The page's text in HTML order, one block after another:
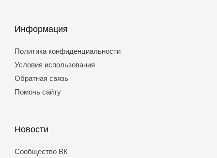
Информация
Политика конфиденциальности
Условия использования
Обратная связь
Помочь сайту
Новости
Сообщество ВК